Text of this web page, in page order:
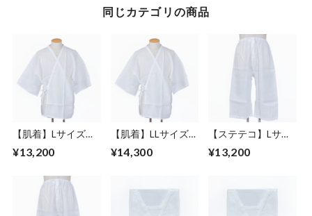
同じカテゴリの商品
【肌着】Lサイズ／
性
¥13,200
【肌着】LLサイズ／
性
¥14,300
【ステテコ】Lサイ
性
¥13,200